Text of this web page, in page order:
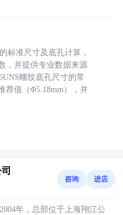
标准尺寸及底孔计算，
，并提供专业数据来源
螺纹底孔尺寸的常
荐值（Φ5.18mm），并
咨询 进店
年，总部位于上海翔江公